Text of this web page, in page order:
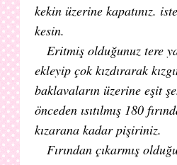
kekin üzerine kapatınız.
kesin.
Eritmiş olduğunuz tere
ekleyip çok kızdırarak
baklavaların üzerine eşit
önceden ısıtılmış 180
kızarana kadar pişiriniz.
Fırından çıkarmış